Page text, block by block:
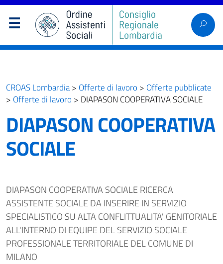
CROAS Lombardia> Offerte di lavoro > Offerte pubblicate
> Offerte di lavoro > DIAPASON COOPERATIVA SOCIALE
DIAPASON COOPERATIVA
SOCIALE
DIAPASON COOPERATIVA SOCIALE RICERCA
ASSISTENTE SOCIALE DA INSERIRE IN SERVIZIO
SPECIALISTICO SU ALTA CONFLITTUALITA' GENITORIALE
ALL'INTERNO DI EQUIPE DEL SERVIZIO SOCIALE
PROFESSIONALE TERRITORIALE DEL COMUNE DI
MILANO